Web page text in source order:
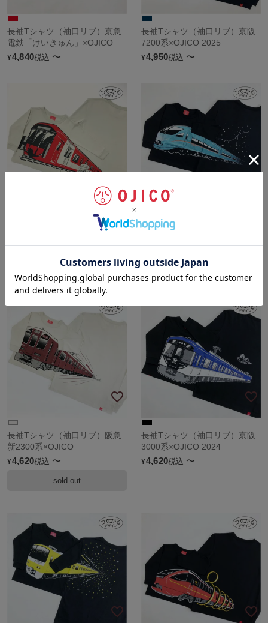
長袖Tシャツ（袖口リブ）京急
電鉄「けいきゅん」×OJICO
¥4,840税込 〜
長袖Tシャツ（袖口リブ）京阪
7200系×OJICO 2025
¥4,950税込 〜
長袖Tシャツ（袖口リブ）近鉄
8A系・OJICO「やさしば」
¥4,950税込 〜
長袖Tシャツ（袖口リブ）小田
急ロマンスカーMSE×OJICO
¥4,730税込 〜
sold out
長袖Tシャツ（袖口リブ）阪急
新2300系×OJICO
¥4,620税込 〜
sold out
長袖Tシャツ（袖口リブ）京阪
3000系×OJICO 2024
¥4,620税込 〜